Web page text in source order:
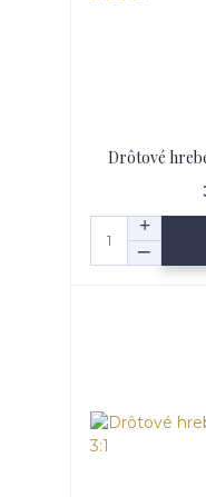
Drôtové